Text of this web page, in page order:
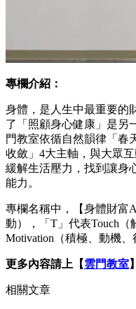
專欄介紹：
身體，是人生中最重要的
了「照顧身心健康」是另
門教室依循自然韻律「春
收斂」4大主軸，與大眾
緩解生活壓力，找到讓身
能力。
專欄名稱中，【身體財富
動），「T」代表Touch
Motivation（積極、動機、
更多內容請上【雲門教室】
相關文章